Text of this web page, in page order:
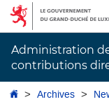
Aller
navigation
Aller
au
Administration
contributions
AccueilArchives